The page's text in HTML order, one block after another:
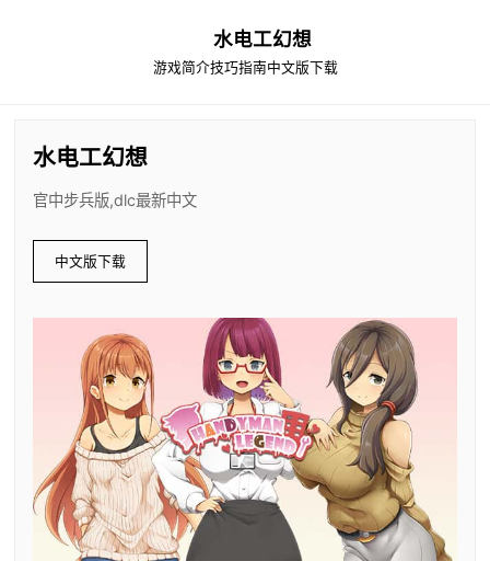
水电工幻想
游戏简介技巧指南中文版下载
水电工幻想
官中步兵版,dlc最新中文
中文版下载